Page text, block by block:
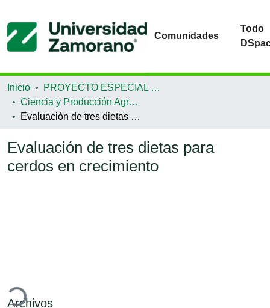
Comunidades
Todo
Inicio
PROYECTO ESPECIAL DE GRADUACIÓN
Ciencia y Producción Agropecuaria
Evaluación de tres dietas para cerdos en crecimiento
Evaluación de tres dietas para
cerdos en crecimiento
Archivos